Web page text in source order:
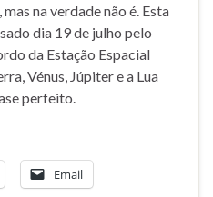
na verdade não é. Esta
dia 19 de julho pelo
da Estação Espacial
Vénus, Júpiter e a Lua
perfeito.
Email